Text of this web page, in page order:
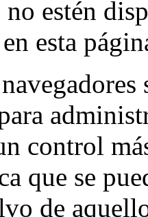
no estén
esta
control
que se
de